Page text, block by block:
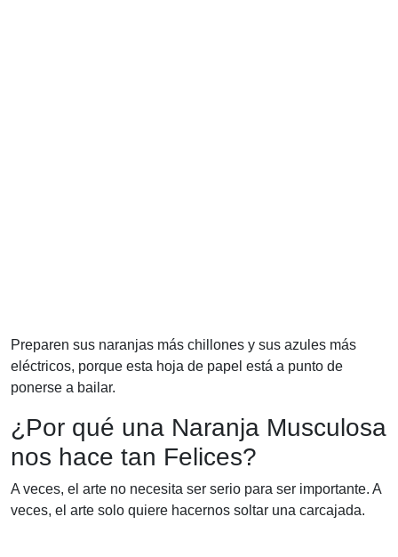
Preparen sus naranjas más chillones y sus azules más
eléctricos, porque esta hoja de papel está a punto de
ponerse a bailar.
¿Por qué una Naranja Musculosa
nos hace tan Felices?
A veces, el arte no necesita ser serio para ser importante. A
veces, el arte solo quiere hacernos soltar una carcajada.